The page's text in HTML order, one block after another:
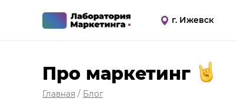
г. Ижевск
Про маркетинг
Главная / Блог